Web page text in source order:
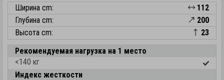
Ширина cm:
112
Глубина cm:
200
Высота cm:
23
Рекомендуемая нагрузка на 1 место
<140 кг
Индекс жесткости